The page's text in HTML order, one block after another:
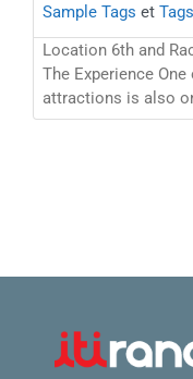
Sample Tags et Tags
Location 6th and
The Experience
attractions is also